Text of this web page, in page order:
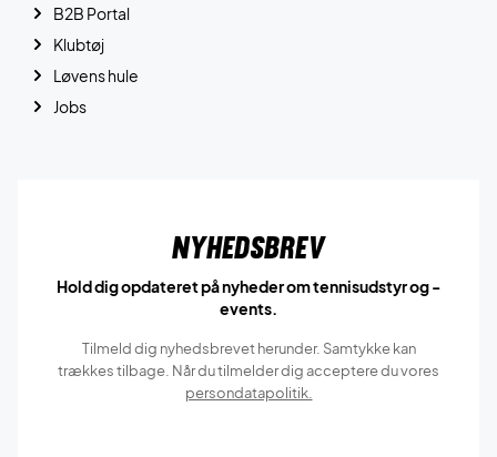
B2B Portal
Klubtøj
Løvens hule
Jobs
Nyhedsbrev
Hold dig opdateret på nyheder om tennisudstyr og -
events.
Tilmeld dig nyhedsbrevet herunder. Samtykke kan
trækkes tilbage. Når du tilmelder dig acceptere du vores
persondatapolitik.